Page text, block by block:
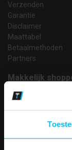
Verzenden
Garantie
Disclaimer
Maattabel
Betaalmethoden
Partners
Makkelijk
Gratis
Bedruk- en
14 Dagen tijd
Betaalwijze